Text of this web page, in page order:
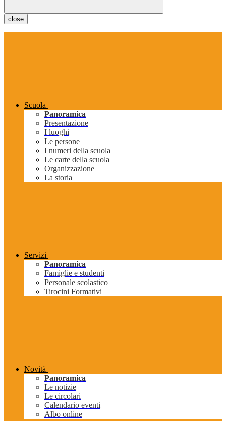
close
Scuola
Panoramica
Presentazione
I luoghi
Le persone
I numeri della scuola
Le carte della scuola
Organizzazione
La storia
Servizi
Panoramica
Famiglie e studenti
Personale scolastico
Tirocini Formativi
Novità
Panoramica
Le notizie
Le circolari
Calendario eventi
Albo online